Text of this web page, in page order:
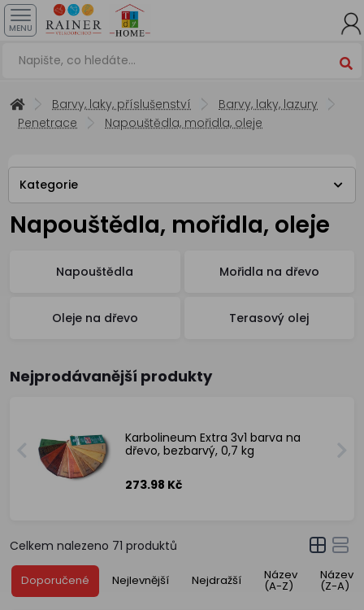
MENU
Barvy, laky, příslušenství
Barvy, laky, lazury
Penetrace
Napouštědla, mořidla, oleje
Kategorie
Napouštědla, mořidla, oleje
Napouštědla Mořidla na dřevo
Oleje na dřevo Terasový olej
Nejprodávanější produkty
Karbolineum Extra 3v1 barva na
dřevo, bezbarvý, 0,7 kg
273.98 Kč
Celkem nalezeno 71 produktů
Doporučené Nejlevnější Nejdražší Název
(A-Z)
Název
(Z-A)